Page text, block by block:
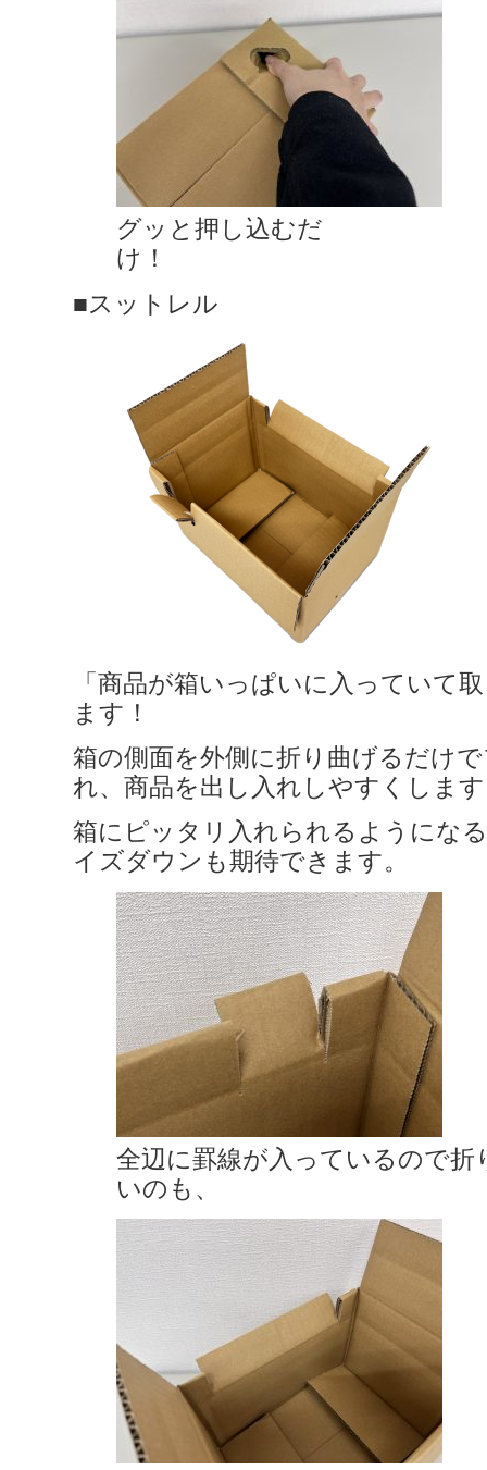
グッと押し込むだ
け
■スットレル
「商品が箱いっぱいに入っていて
ます！
箱の側面を外側に折り曲げるだけ
れ、商品を出し入れしやすくしま
箱にピッタリ入れられるようにな
イズダウンも期待できます。
全辺に罫線が入っているので折
いの